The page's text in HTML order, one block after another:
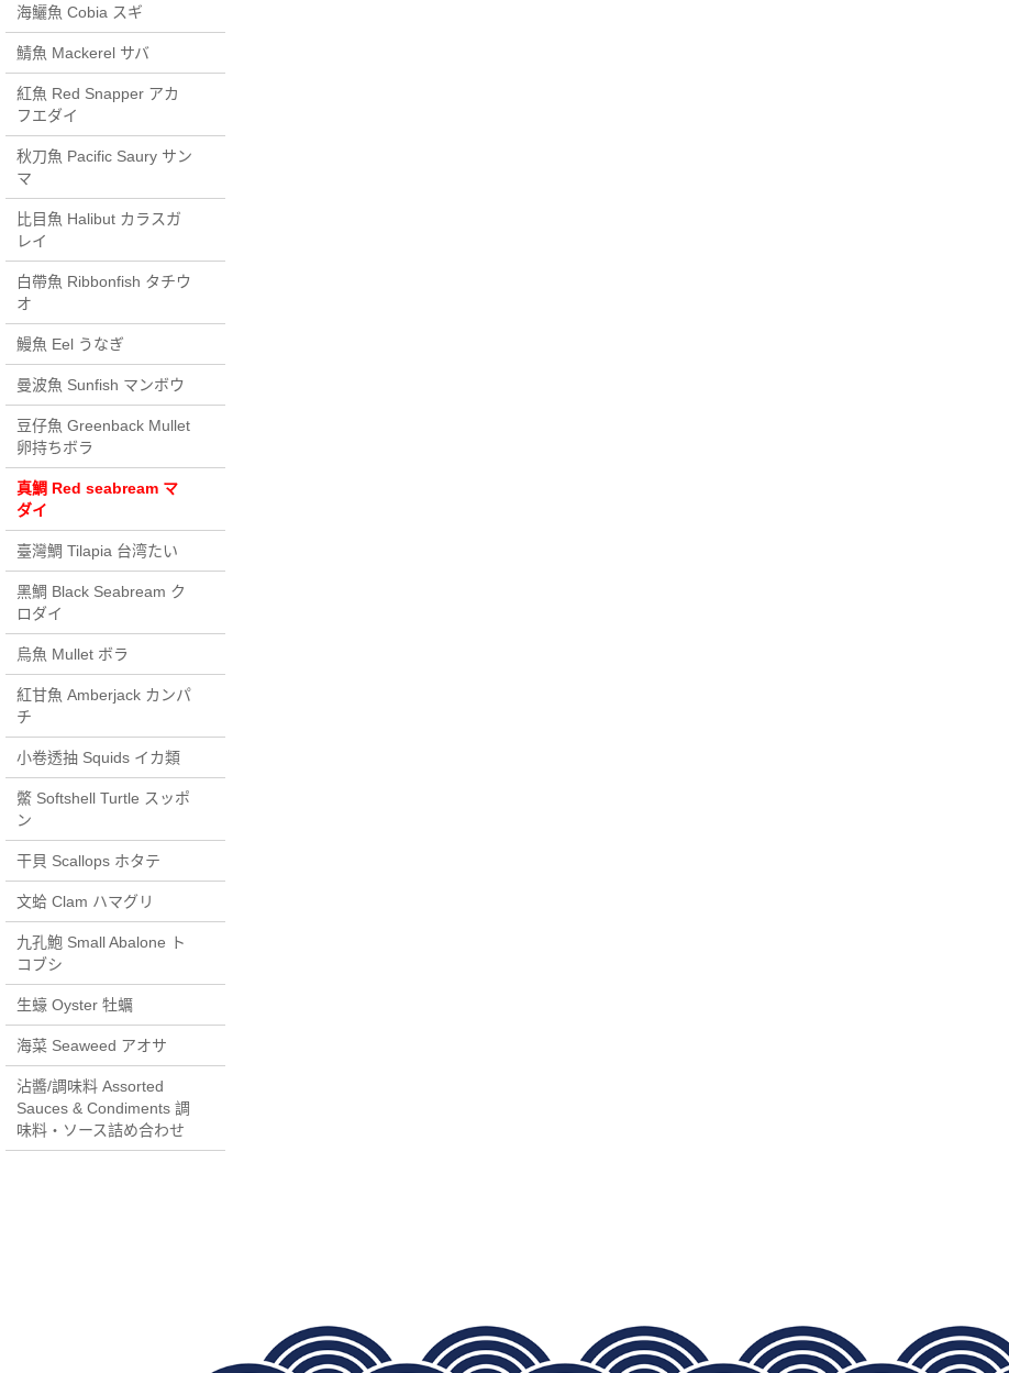
海鱺魚 Cobia スギ
鯖魚 Mackerel サバ
紅魚 Red Snapper アカ
フエダイ
秋刀魚 Pacific Saury サン
マ
比目魚 Halibut カラスガ
レイ
白帶魚 Ribbonfish タチウ
オ
鰻魚 Eel うなぎ
曼波魚 Sunfish マンボウ
豆仔魚 Greenback Mullet
卵持ちボラ
真鯛 Red seabream マ
ダイ
臺灣鯛 Tilapia 台湾たい
黑鯛 Black Seabream ク
ロダイ
烏魚 Mullet ボラ
紅甘魚 Amberjack カンパ
チ
小卷透抽 Squids イカ類
鱉 Softshell Turtle スッポ
ン
干貝 Scallops ホタテ
文蛤 Clam ハマグリ
九孔鮑 Small Abalone ト
コブシ
生蠔 Oyster 牡蠣
海菜 Seaweed アオサ
沾醬/調味料 Assorted
Sauces & Condiments 調
味料・ソース詰め合わせ